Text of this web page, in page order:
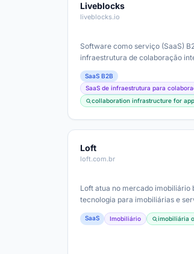
Liveblocks
liveblocks.io
Software como serviço (SaaS)
infraestrutura de colaboração
alvo técnico (eng/design/prod)
SaaS B2B
SaaS de infraestrutura para
collaboration infrastructure for
Loft
loft.com.br
Loft atua no mercado imobiliário
tecnologia para imobiliárias e
associados; público-alvo inclui…
SaaS Imobiliário imobiliária